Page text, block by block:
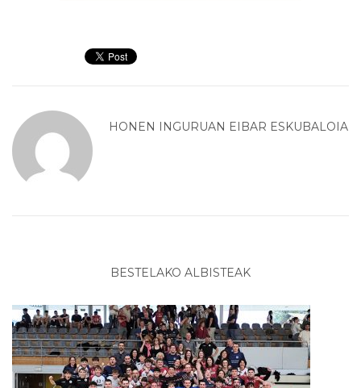
HONEN INGURUAN EIBAR ESKUBALOIA
BESTELAKO ALBISTEAK